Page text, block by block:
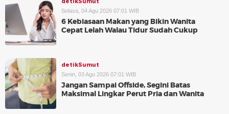
Selasa, 04 Agu 2026 07:01 WIB
6 Kebiasaan Makan yang Bikin Wanita
Cepat Lelah Walau Tidur Sudah Cukup
detikSumut
Senin, 03 Agu 2026 07:01 WIB
Jangan Sampai Offside, Segini Batas
Maksimal Lingkar Perut Pria dan Wanita